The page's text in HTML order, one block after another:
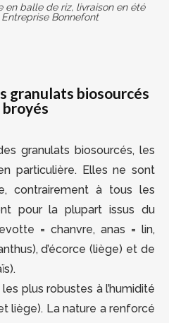
en balle de riz, livraison en été
Bonnefont
granulats biosourcés
broyés
granulats biosourcés, les
particulière. Elles ne sont
contrairement à tous les
pour la plupart issus du
= chanvre, anas = lin,
d’écorce (liège) et de
plus robustes à l’humidité
liège). La nature a renforcé